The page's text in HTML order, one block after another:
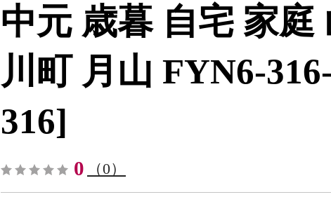
中元 歳暮 自宅 家庭
川町 月山 FYN6-
316]
0 （0）